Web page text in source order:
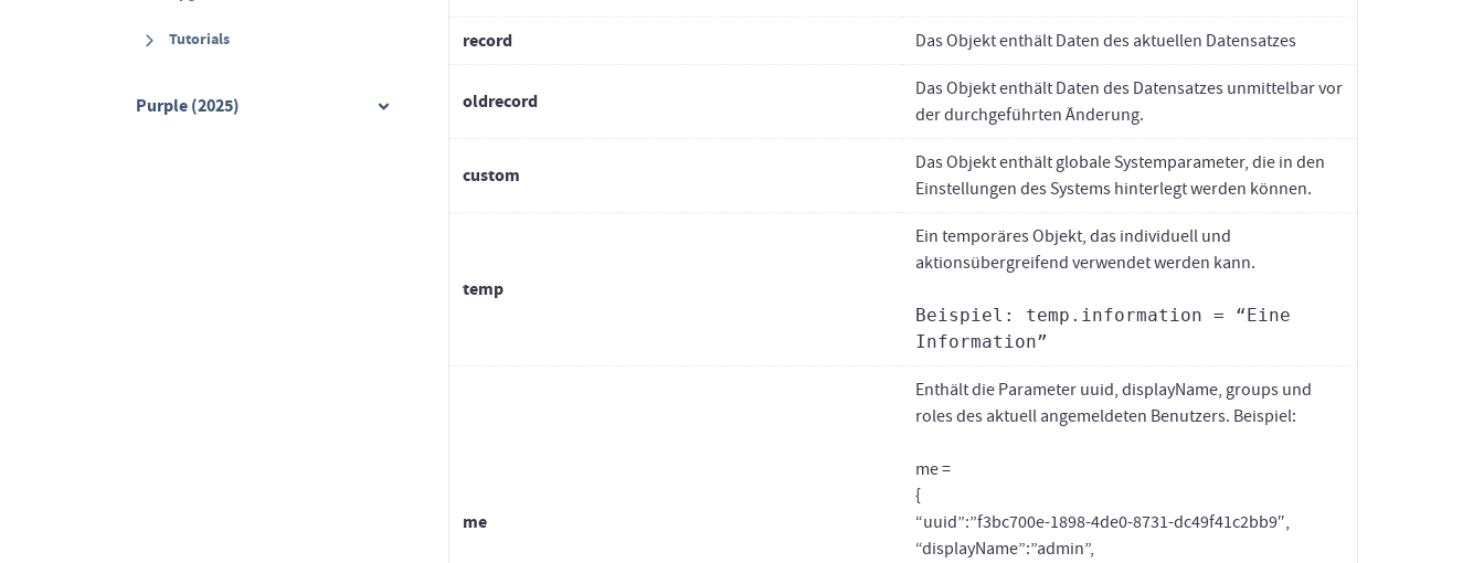
Tutorials
Purple (2025)
record Das Objekt enthält Daten des aktuellen Datensatzes
oldrecord
Das Objekt enthält Daten des Datensatzes unmittelbar vor
der durchgeführten Änderung.
custom
Das Objekt enthält globale Systemparameter, die in den
Einstellungen des Systems hinterlegt werden können.
temp
Ein temporäres Objekt, das individuell und
aktionsübergreifend verwendet werden kann.
Beispiel: temp.information = “Eine
Information”
me
Enthält die Parameter uuid, displayName, groups und
roles des aktuell angemeldeten Benutzers. Beispiel:
me =
{
“uuid”:”f3bc700e-1898-4de0-8731-dc49f41c2bb9″,
“displayName”:”admin”,